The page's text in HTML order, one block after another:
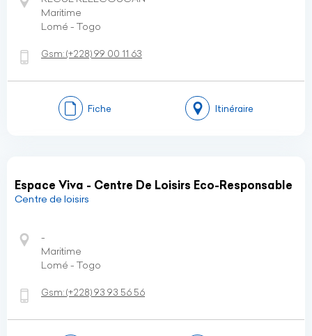
Maritime
Lomé - Togo
Gsm:(+228)99 00 11 63
Fiche Itinéraire
Espace Viva - Centre De Loisirs Eco-Responsable
Centre de loisirs
-
Maritime
Lomé - Togo
Gsm:(+228)93 93 56 56